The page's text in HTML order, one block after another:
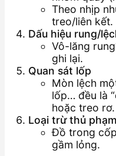
Theo nhịp
treo/liên kết.
Dấu hiệu rung/
Vô-lăng
ghi lại.
Quan sát lốp
Mòn lệch
lốp… đều là
hoặc treo rơ.
Loại trừ thủ
Đồ trong
gầm lỏng.